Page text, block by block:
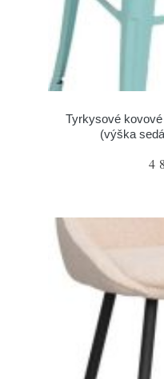
Tyrkysové
(výška
4